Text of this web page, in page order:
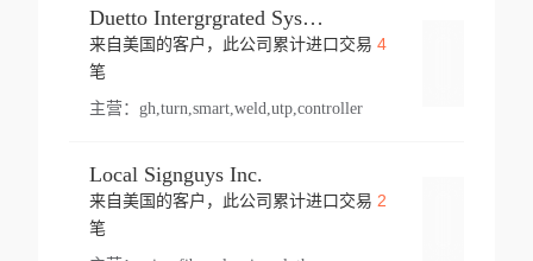
Duetto Intergrgrated Systems Inc.
来自美国的客户，此公司累计进口交易 4
笔
主营： gh,turn,smart,weld,utp,controller
Local Signguys Inc.
来自美国的客户，此公司累计进口交易 2
笔